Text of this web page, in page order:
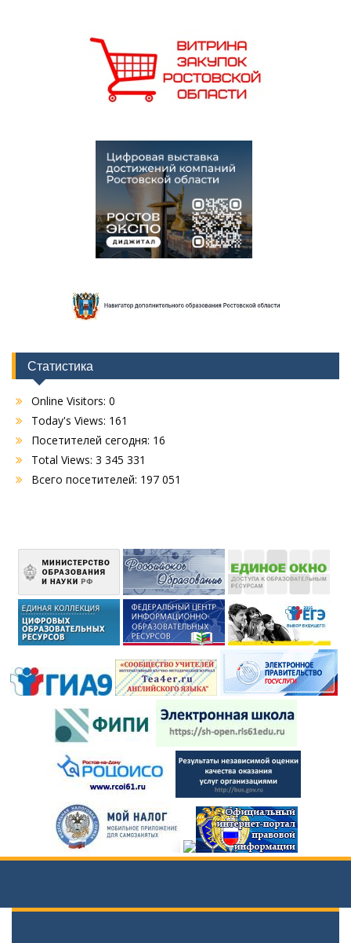
Статистика
Online Visitors: 0
Today's Views: 161
Посетителей сегодня: 16
Total Views: 3 345 331
Всего посетителей: 197 051